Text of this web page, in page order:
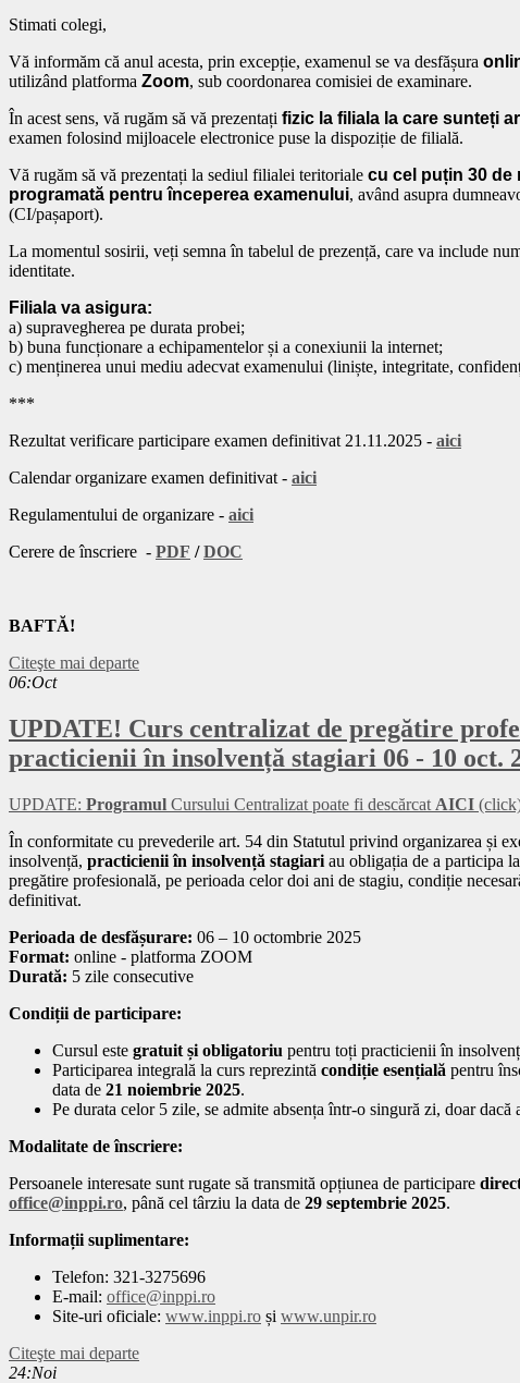
Stimati colegi,
Vă informăm că anul acesta, prin excepție, examenul se va desfășura
utilizând platforma Zoom, sub coordonarea comisiei de examinare.
În acest sens, vă rugăm să vă prezentați fizic la filiala la care sunteți
examen folosind mijloacele electronice puse la dispoziție de filială.
Vă rugăm să vă prezentați la sediul filialei teritoriale cu cel puțin 30 de
programată pentru începerea examenului, având asupra
(CI/pașaport).
La momentul sosirii, veți semna în tabelul de prezență, care va include
identitate.
Filiala va asigura:
a) supravegherea pe durata probei;
b) buna funcționare a echipamentelor și a conexiunii la internet;
c) menținerea unui mediu adecvat examenului (liniște, integritate,
***
Rezultat verificare participare examen definitivat 21.11.2025 - aici
Calendar organizare examen definitivat - aici
Regulamentului de organizare - aici
Cerere de înscriere - PDF /DOC
BAFTĂ!
Citeşte mai departe
06:Oct
UPDATE! Curs centralizat de pregătire
practicienii în insolvență stagiari 06 - 10 oct.
UPDATE: Programul Cursului Centralizat poate fi descărcat AICI
În conformitate cu prevederile art. 54 din Statutul privind organizarea și
insolvență, practicienii în insolvență stagiari au obligația de a participa
pregătire profesională, pe perioada celor doi ani de stagiu, condiție
definitivat.
Perioada de desfășurare: 06 – 10 octombrie 2025
Format: online - platforma ZOOM
Durată: 5 zile consecutive
Condiții de participare:
Cursul este gratuit și obligatoriu pentru toți practicienii în
Participarea integrală la curs reprezintă condiție esențială pentru
data de 21 noiembrie 2025.
Pe durata celor 5 zile, se admite absența într-o singură zi, doar dacă
Modalitate de înscriere:
Persoanele interesate sunt rugate să transmită opțiunea de participare
office@inppi.ro, până cel târziu la data de 29 septembrie 2025.
Informații suplimentare:
Telefon: 321-3275696
E-mail: office@inppi.ro
Site-uri oficiale: www.inppi.ro și www.unpir.ro
Citeşte mai departe
24:Noi